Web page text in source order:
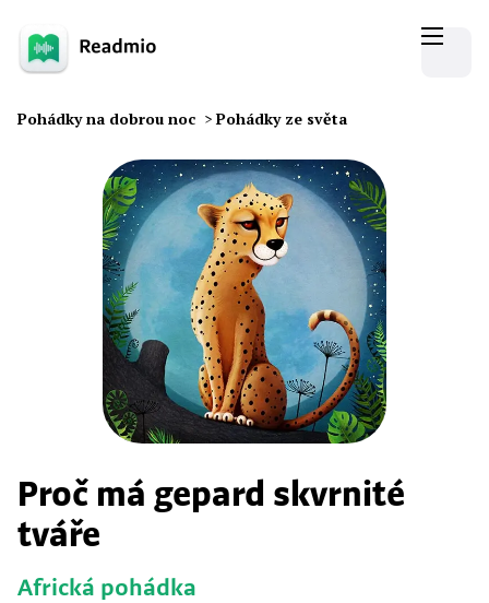
Pohádky na dobrou noc > Pohádky ze světa
Proč má gepard skvrnité
tváře
Africká pohádka